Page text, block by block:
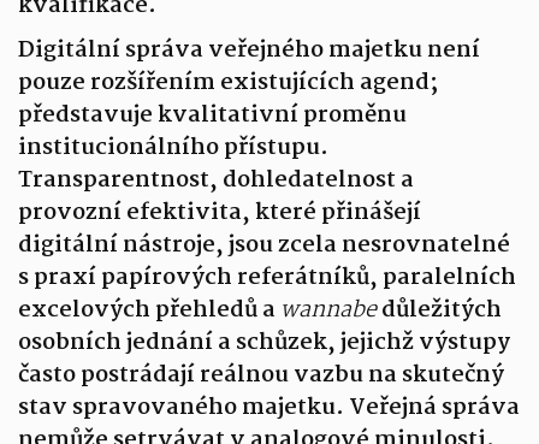
Digitální správa veřejného majetku není
pouze rozšířením existujících agend;
představuje kvalitativní proměnu
institucionálního přístupu.
Transparentnost, dohledatelnost a
provozní efektivita, které přinášejí
digitální nástroje, jsou zcela nesrovnatelné
s praxí papírových referátníků, paralelních
excelových přehledů a wannabedůležitých
osobních jednání a schůzek, jejichž výstupy
často postrádají reálnou vazbu na skutečný
stav spravovaného majetku. Veřejná správa